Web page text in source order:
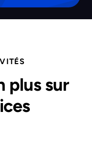
plus sur